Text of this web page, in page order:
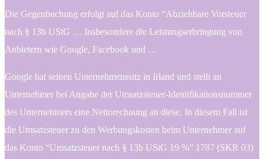
Die Gegenbuchung erfolgt auf das Konto “Abziehbare Vorsteuer
nach § 13b UStG … Insbesondere die Leistungserbringung von
Anbietern wie Google, Facebook und …
Google hat seinen Unternehmenssitz in Irland und stellt an
Unternehmer bei Angabe der Umsatzsteuer-Identifikationsnummer
des Unternehmers eine Nettorechnung an diese. In diesem Fall ist
die Umsatzsteuer zu den Werbungskosten beim Unternehmer auf
das Konto “Umsatzsteuer nach § 13b UStG 19 %” 1787 (SKR 03)